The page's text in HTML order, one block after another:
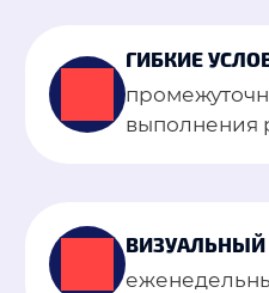
ГИБКИЕ
выполнения